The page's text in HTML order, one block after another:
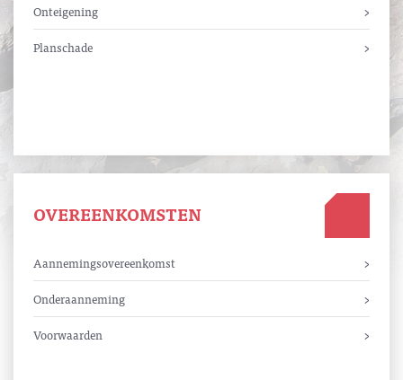
Onteigening
Planschade
OVEREENKOMSTEN
Aannemingsovereenkomst
Onderaanneming
Voorwaarden